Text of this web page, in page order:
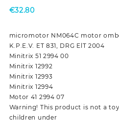
€32.80
micromotor NM064C motor
K.P.E.V. ET 831, DRG ElT 2004
Minitrix 51 2994 00
Minitrix 12992
Minitrix 12993
Minitrix 12994
Motor 41 2994 07
Warning! This product is not a
children under